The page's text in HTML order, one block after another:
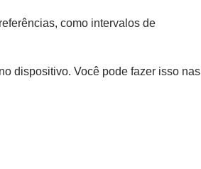
como intervalos de
dispositivo. Você pode fazer isso nas